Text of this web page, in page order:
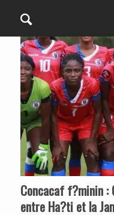
Concacaf f?minin :
entre Ha?ti et la